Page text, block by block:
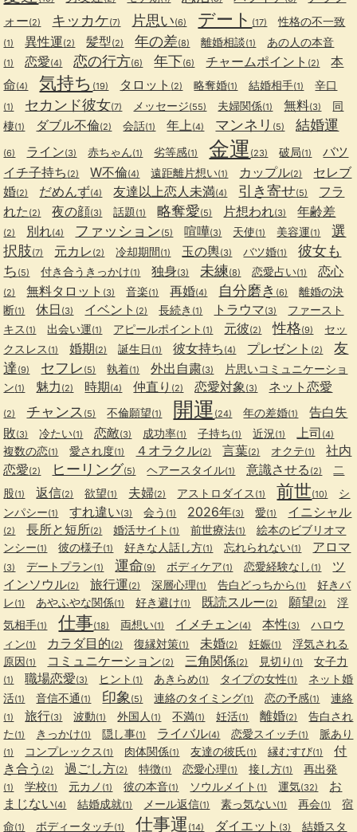
ォー(2) キッカケ(7) 片思い(6) デート (17) 性格の不一致
(1) 異性運(2) 髪型(2) 年の差(8) 離婚相談(1) あの人の本音
(1) 恋愛(4) 恋の行方(6) 年下(6) チャームポイント (2)
本
命(4) 気持ち (19) タロット (2) 略奪婚(1) 結婚相手(1) 辛口
(1) セカンド彼女(7) メッセージ(55) 夫婦関係(1) 無料(3)
同
棲(1) ダブル不倫(2) 会話(1) 年上 (4) マンネリ (5) 結婚運
(6) ライン(3) 赤ちゃん(1) 劣等感(1) 金運 (23) 破局(1)
バツ
イチ子持ち (2) W不倫(4) 遠距離片想い(1) カップル(2)
セレブ
婚(2) だめんず(4) 友達以上恋人未満(4) 引き寄せ(5)
フラ
れた (2) 夜の顔(3) 話題(1) 略奪愛(5) 片想われ(3) 年齢差
(2) 別れ(4) ファッション(5) 喧嘩(3) 天使(1) 美容運(1)
選
択肢(7) 元カレ (2) 冷却期間(1) 玉の輿(3) バツ婚(1)
彼女も
ち (5) 付き合うきっかけ(1) 独身(3) 未練(8) 恋愛占い(1) 恋心
(2) 無料タロット (3) 音楽(1) 再婚(4) 自分磨き (6)
離婚の決
断(1) 休日 (3) イベント (2) 長続き (1) トラウマ(3)
ファースト
キス (1) 出会い運(1) アピールポイント (1) 元彼(2) 性格(9)
セッ
クスレス (1) 婚期(2) 誕生日 (1) 彼女持ち (4) プレゼント (2)
友
達 (9) セフレ (5) 執着(1) 外出自粛(3)
片思いコミュニケーショ
ン(1) 魅力 (2) 時期(4) 仲直り (2) 恋愛対象 (3) ネット恋愛
(2) チャンス (5) 不倫願望(1) 開運 (24) 年の差婚(1)
告白失
敗(3) 冷たい(1) 恋敵(3) 成功率(1) 子持ち(1) 近況 (1) 上司 (4)
複数の恋(1) 愛され度(1) ４オラクル(2) 言葉(2) オクテ(1)
社内
恋愛(2) ヒーリング(5) ヘアースタイル(1) 意識させる (2)
二
股(1) 返信(2) 欲望(1) 夫婦(2) アストロダイス (1) 前世(10)
シ
ンパシー(1) すれ違い(3) 会う (1) 2026年(3) 愛(1) イニシャル
(2) 長所と短所(2) 婚活サイト (1) 前世療法(1)
絵本のビブリオマ
ンシー(1) 彼の様子(1) 好きな人話し方(1) 忘れられない(1) アロマ
(3) デートプラン(1) 運命(9) ボディケア(1) 恋愛経験なし (1)
ツ
インソウル(2) 旅行運(2) 深層心理(1) 告白どっちから (1)
好きバ
レ(1) あやふやな関係(1) 好き避け(1) 既読スルー(2) 願望(2)
浮
気相手(1) 仕事(18) 両想い(1) イメチェン(4) 本性(3)
ハロウ
ィン(1) カラダ目的(2) 復縁対策(1) 未婚(2) 妊娠(1)
浮気される
原因(1) コミュニケーション(2) 三角関係(2) 見切り (1) 女子力
(1) 職場恋愛(3) ヒント (1) あきらめ(1) タイプの女性(1)
ネット婚
活(1) 音信不通 (1) 印象 (5) 連絡のタイミング(1) 恋の予感(1) 連絡
(1) 旅行(3) 波動(1) 外国人 (1) 不満(1) 妊活(1) 離婚(2)
告白され
た (1) きっかけ(1) 隠し事(1) ライバル(4) 恋愛スイッチ(1) 脈あり
(1) コンプレックス (1) 肉体関係(1) 友達の彼氏(1) 縁むすび(1)
付
き合う (2) 過ごし方(2) 特徴(1) 恋愛心理(1) 接し方(1) 再出発
(1) 学校(1) 元カノ (1) 彼の本音(1) ソウルメイト (1) 運気(32)
お
まじない(4) 結婚成就(1) メール返信(1) 素っ気ない(1) 再会(1)
宿
命(1) ボディータッチ(1) 仕事運 (14) ダイエット (3) 結婚スタ